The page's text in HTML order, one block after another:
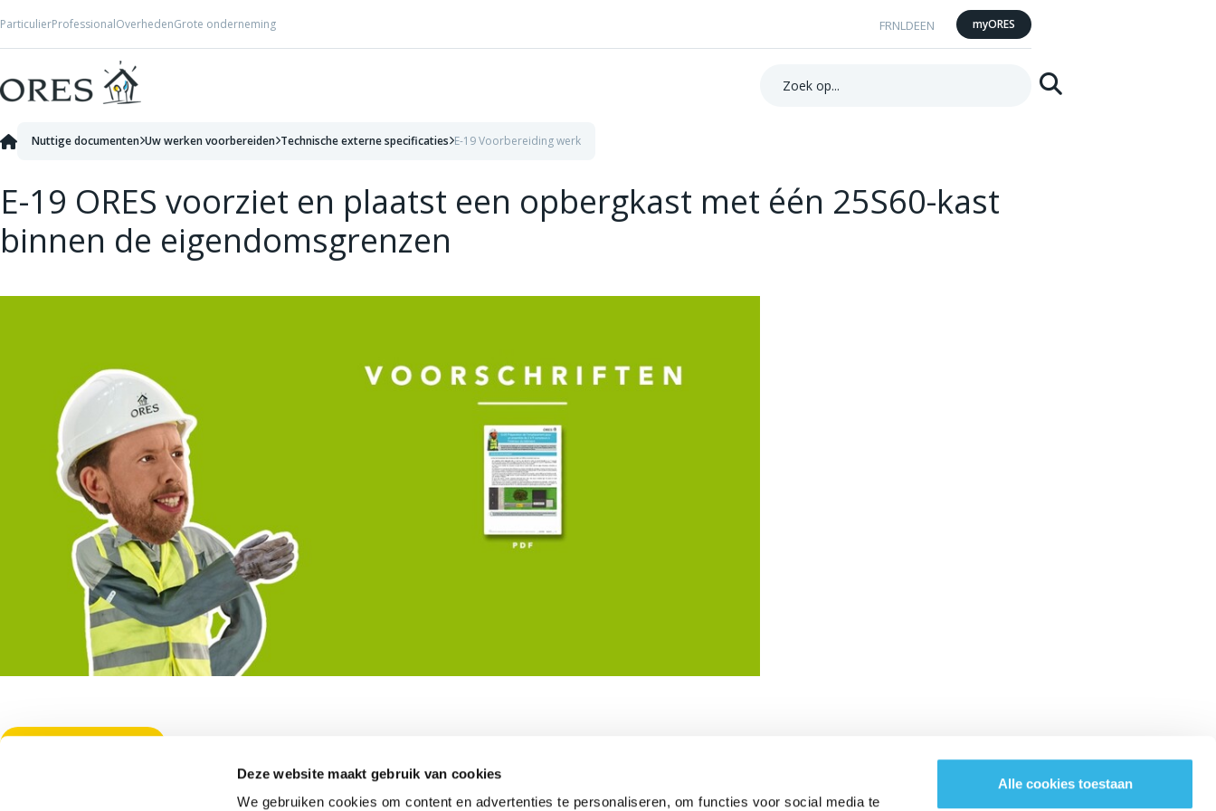
Deze website maakt gebruik van cookies
We gebruiken cookies om content en advertenties te personaliseren, om functies voor social media te
Alle cookies toestaan
Zoeken
ParticulierProfessionalOverhedenGrote onderneming FRNL DEEN myORES
E-19 ORES voorziet en plaatst een opbergkast met één 25S60-kast
binnen de eigendomsgrenzen
Nuttige documenten Uw werken voorbereiden Technische externe specificaties E-19 Voorbereiding werk
OVER ORES
Ons bedrijf
BLIJF IN CONTACT MET ONS!